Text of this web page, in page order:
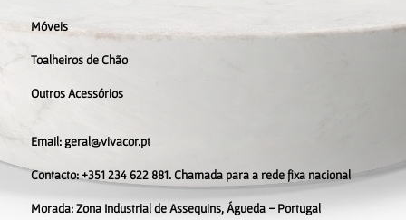
Móveis
Toalheiros de Chão
Outros Acessórios
Email: geral@vivacor.pt
Contacto: +351 234 622 881. Chamada para a rede fixa nacional
Morada:Zona Industrial de Assequins, Águeda - Portugal